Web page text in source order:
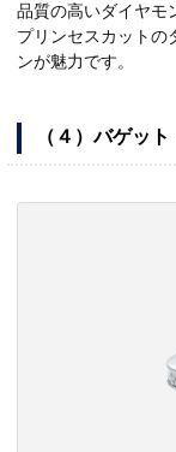
品質の高いダイヤモ
プリンセスカットの
ンが魅力です。
（４）バゲッ